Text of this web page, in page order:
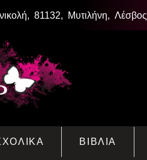
81132, Μυτιλήνη, Λέσβος
ΒΙΒΛΙΑ